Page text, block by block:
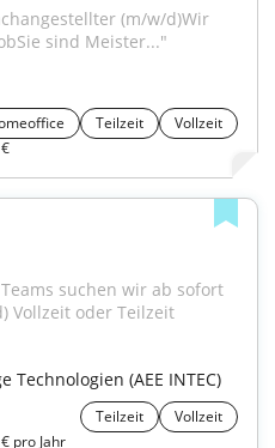
(m/w/d)Wir
sind Meister..."
Teilzeit
Vollzeit
suchen wir ab sofort
Vollzeit oder Teilzeit
(AEE INTEC)
Teilzeit
Vollzeit
pro Jahr